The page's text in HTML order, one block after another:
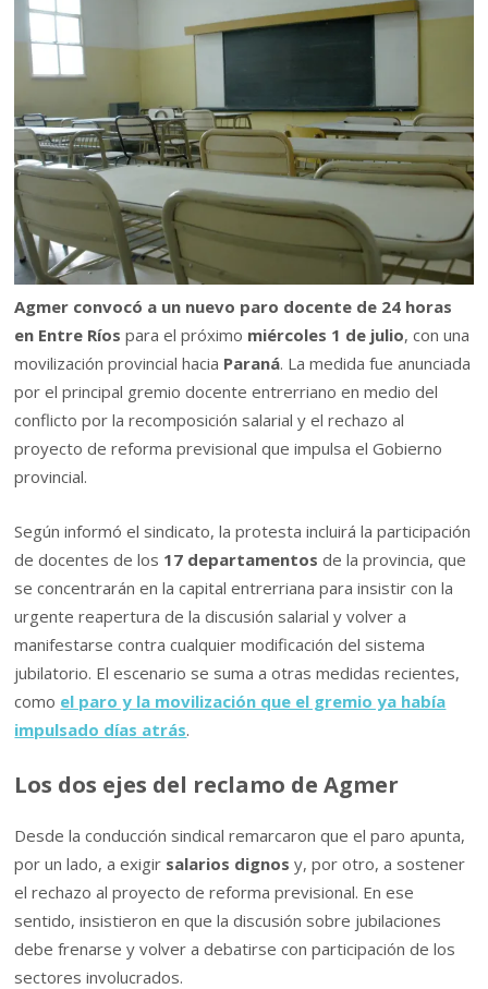
Agmer convocó a un nuevo paro docente de 24 horas
en Entre Ríos para el próximo miércoles 1 de julio, con una
movilización provincial hacia Paraná. La medida fue anunciada
por el principal gremio docente entrerriano en medio del
conflicto por la recomposición salarial y el rechazo al
proyecto de reforma previsional que impulsa el Gobierno
provincial.
Según informó el sindicato, la protesta incluirá la participación
de docentes de los 17 departamentos de la provincia, que
se concentrarán en la capital entrerriana para insistir con la
urgente reapertura de la discusión salarial y volver a
manifestarse contra cualquier modificación del sistema
jubilatorio. El escenario se suma a otras medidas recientes,
como el paro y la movilización que el gremio ya había
impulsado días atrás.
Los dos ejes del reclamo de Agmer
Desde la conducción sindical remarcaron que el paro apunta,
por un lado, a exigir salarios dignos y, por otro, a sostener
el rechazo al proyecto de reforma previsional. En ese
sentido, insistieron en que la discusión sobre jubilaciones
debe frenarse y volver a debatirse con participación de los
sectores involucrados.